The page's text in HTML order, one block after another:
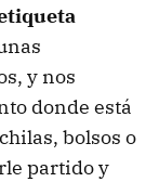
y nos
donde está
bolsos o
partido y